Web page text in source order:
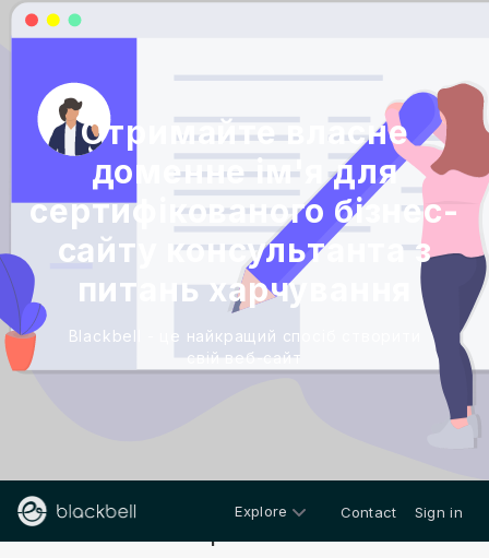
Отримайте власне
доменне ім'я для
сертифікованого бізнес-
сайту консультанта з
питань харчування
Blackbell - це найкращий спосіб створити
свій веб-сайт
Explore Contact Sign in